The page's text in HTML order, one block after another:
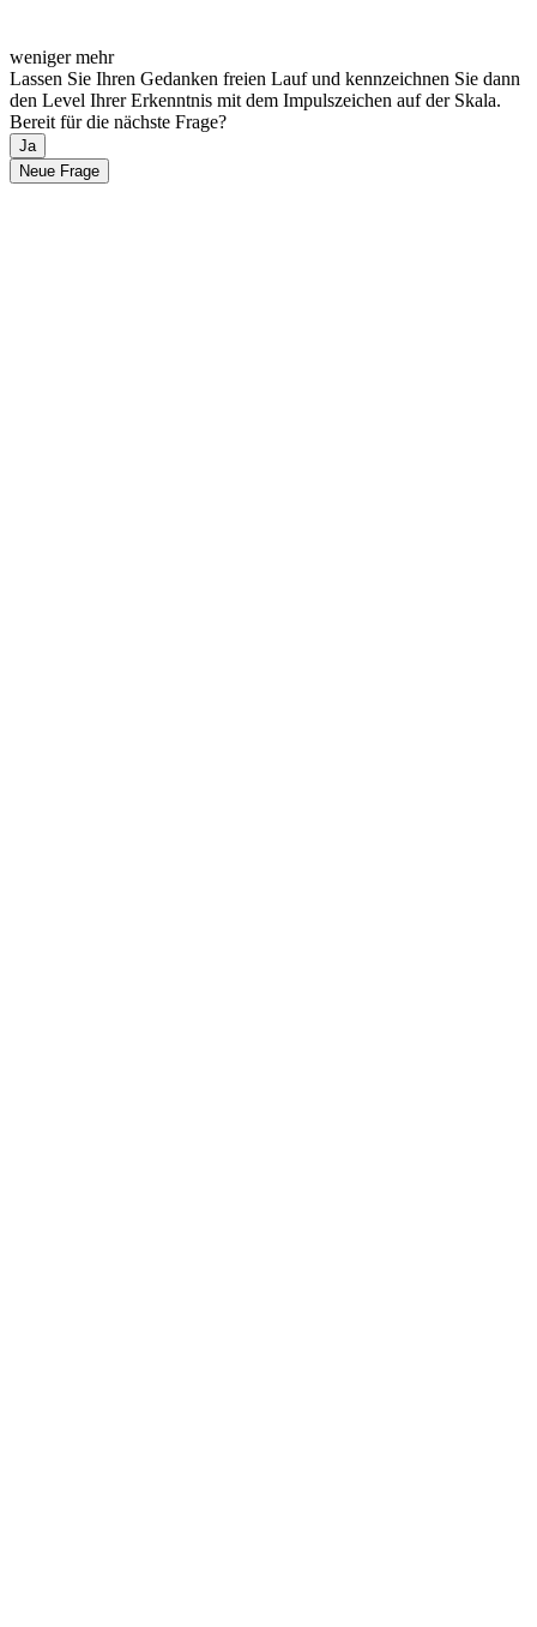
weniger mehr
Lassen Sie Ihren Gedanken freien Lauf und kennzeichnen Sie dann
den Level Ihrer Erkenntnis mit dem Impulszeichen auf der Skala.
Bereit für die nächste Frage?
Ja
Neue Frage